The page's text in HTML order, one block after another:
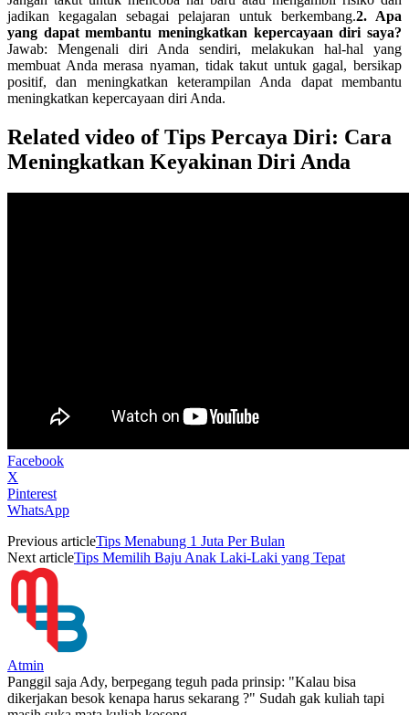
jadikan kegagalan sebagai pelajaran untuk berkembang.2. Apa
yang dapat membantu meningkatkan kepercayaan diri saya?
Jawab: Mengenali diri Anda sendiri, melakukan hal-hal yang
membuat Anda merasa nyaman, tidak takut untuk gagal, bersikap
positif, dan meningkatkan keterampilan Anda dapat membantu
meningkatkan kepercayaan diri Anda.
Related video of Tips Percaya Diri: Cara
Meningkatkan Keyakinan Diri Anda
Facebook
X
Pinterest
WhatsApp
Previous articleTips Menabung 1 Juta Per Bulan
Next articleTips Memilih Baju Anak Laki-Laki yang Tepat
Atmin
Panggil saja Ady, berpegang teguh pada prinsip: "Kalau bisa
dikerjakan besok kenapa harus sekarang ?" Sudah gak kuliah tapi